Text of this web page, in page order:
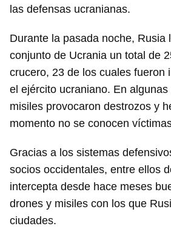
las defensas ucranianas.
Durante la pasada noche, Rusia
conjunto de Ucrania un total de
crucero, 23 de los cuales fueron
el ejército ucraniano. En
misiles provocaron destrozos y
momento no se conocen
Gracias a los sistemas
socios occidentales, entre ellos
intercepta desde hace meses
drones y misiles con los que
ciudades.